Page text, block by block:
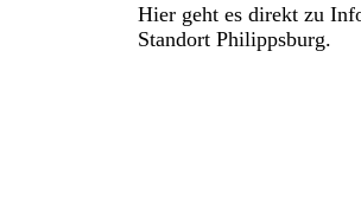
Hier geht es direkt zu
Standort Philippsburg.